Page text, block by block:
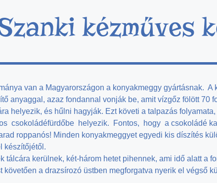
kézműves
van a Magyarországon a konyakmeggy gyártásnak.
anyaggal, azaz fondannal vonják be, amit vízgőz fölött
helyezik, és hűlni hagyják. Ezt követi a talpazás
csokoládéfürdőbe helyezik. Fontos, hogy a csokoládé
roppanós! Minden konyakmeggyet egyedi kis díszítés
készítőjétől.
tálcára kerülnek, két-három hetet pihennek, ami idő alatt a
követően a drazsírozó üstben megforgatva nyerik el végső